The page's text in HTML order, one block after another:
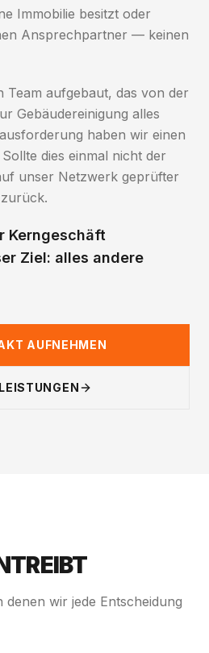
Immobilie besitzt oder
Ansprechpartner — keinen
Team aufgebaut, das von der
Gebäudereinigung alles
haben wir einen
dies einmal nicht der
unser Netzwerk geprüfter
Kerngeschäft
Ziel: alles andere
AUFNEHMEN
denen wir jede Entscheidung